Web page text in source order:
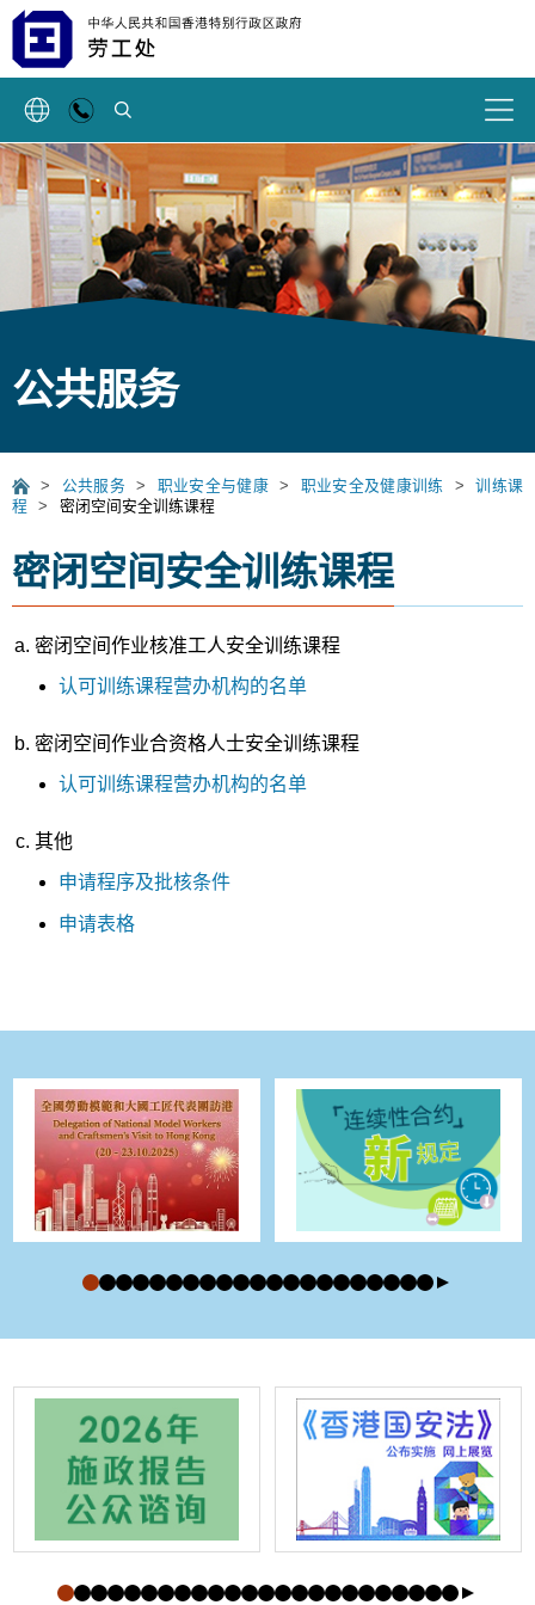
搜索
公共服务
> 公共服务 > 职业安全与健康 > 职业安全及健康训练 >
训练课
程
> 密闭空间安全训练课程
密闭空间安全训练课程
密闭空间作业核准工人安全训练课程
认可训练课程营办机构的名单
密闭空间作业合资格人士安全训练课程
认可训练课程营办机构的名单
其他
申请程序及批核条件
申请表格